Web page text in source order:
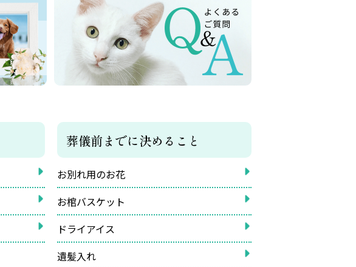
葬儀前までに決めること
お別れ用のお花
お棺バスケット
ドライアイス
遺髪入れ